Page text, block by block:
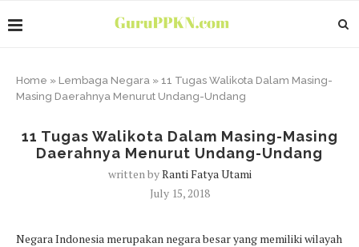
Home » Lembaga Negara » 11 Tugas Walikota Dalam Masing-
Masing Daerahnya Menurut Undang-Undang
11 Tugas Walikota Dalam Masing-Masing
Daerahnya Menurut Undang-Undang
written byRanti Fatya Utami
July 15, 2018
Negara Indonesia merupakan negara besar yang memiliki wilayah